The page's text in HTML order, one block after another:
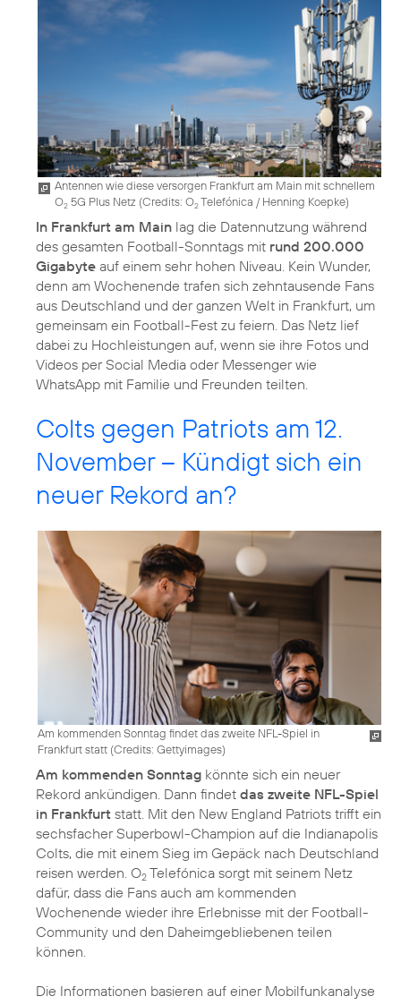
Antennen wie diese versorgen Frankfurt am Main mit schnellem
O2 5G Plus Netz (Credits: O2Telefónica / Henning Koepke)
In Frankfurt am Main lag die Datennutzung während
des gesamten Football-Sonntags mit rund 200.000
Gigabyte auf einem sehr hohen Niveau. Kein Wunder,
denn am Wochenende trafen sich zehntausende Fans
aus Deutschland und der ganzen Welt in Frankfurt, um
gemeinsam ein Football-Fest zu feiern. Das Netz lief
dabei zu Hochleistungen auf, wenn sie ihre Fotos und
Videos per Social Media oder Messenger wie
WhatsApp mit Familie und Freunden teilten.
Colts gegen Patriots am 12.
November – Kündigt sich ein
neuer Rekord an?
Am kommenden Sonntag findet das zweite NFL-Spiel in
Frankfurt statt (Credits: Gettyimages)
Am kommenden Sonntag könnte sich ein neuer
Rekord ankündigen. Dann findet das zweite NFL-Spiel
in Frankfurt statt. Mit den New England Patriots trifft ein
sechsfacher Superbowl-Champion auf die Indianapolis
Colts, die mit einem Sieg im Gepäck nach Deutschland
reisen werden. O2 Telefónica sorgt mit seinem Netz
dafür, dass die Fans auch am kommenden
Wochenende wieder ihre Erlebnisse mit der Football-
Community und den Daheimgebliebenen teilen
können.
Die Informationen basieren auf einer Mobilfunkanalyse